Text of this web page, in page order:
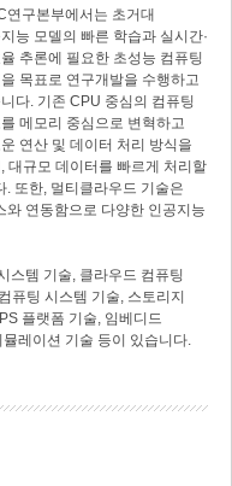
연구본부에서는 초거대
능 모델의 빠른 학습과 실시간·
추론에 필요한 초성능 컴퓨팅
목표로 연구개발을 수행하고
다. 기존 CPU 중심의 컴퓨팅
메모리 중심으로 변혁하고
연산 및 데이터 처리 방식을
대규모 데이터를 빠르게 처리할
또한, 멀티클라우드 기술은
연동함으로 다양한 인공지능
스템 기술, 클라우드 컴퓨팅
퓨팅 시스템 기술, 스토리지
플랫폼 기술, 임베디드
레이션 기술 등이 있습니다.